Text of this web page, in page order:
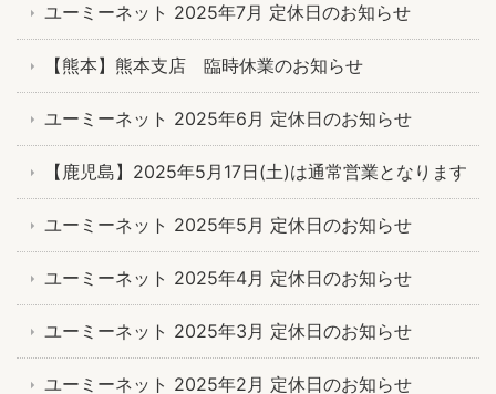
ユーミーネット 2025年7月 定休日のお知らせ
【熊本】熊本支店 臨時休業のお知らせ
ユーミーネット 2025年6月 定休日のお知らせ
【鹿児島】2025年5月17日(土)は通常営業となります
ユーミーネット 2025年5月 定休日のお知らせ
ユーミーネット 2025年4月 定休日のお知らせ
ユーミーネット 2025年3月 定休日のお知らせ
ユーミーネット 2025年2月 定休日のお知らせ